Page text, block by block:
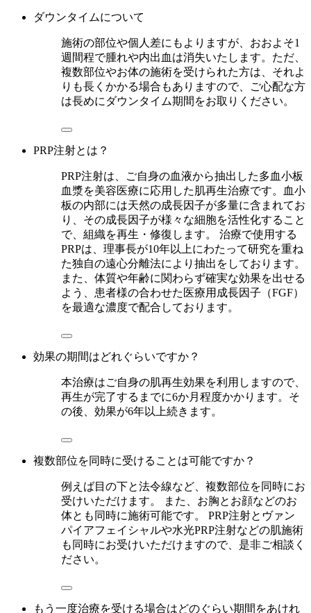
ダウンタイムについて
施術の部位や個人差にもよりますが、おおよそ1
週間程で腫れや内出血は消失いたします。ただ、
複数部位やお体の施術を受けられた方は、それよ
りも長くかかる場合もありますので、ご心配な方
は長めにダウンタイム期間をお取りください。
PRP注射とは？
PRP注射は、ご自身の血液から抽出した多血小板
血漿を美容医療に応用した肌再生治療です。血小
板の内部には天然の成長因子が多量に含まれてお
り、その成長因子が様々な細胞を活性化すること
で、組織を再生・修復します。 治療で使用する
PRPは、理事長が10年以上にわたって研究を重ね
た独自の遠心分離法により抽出をしております。
また、体質や年齢に関わらず確実な効果を出せる
よう、患者様の合わせた医療用成長因子（FGF）
を最適な濃度で配合しております。
効果の期間はどれぐらいですか？
本治療はご自身の肌再生効果を利用しますので、
再生が完了するまでに6か月程度かかります。そ
の後、効果が6年以上続きます。
複数部位を同時に受けることは可能ですか？
例えば目の下と法令線など、複数部位を同時にお
受けいただけます。 また、お胸とお顔などのお
体とも同時に施術可能です。 PRP注射とヴァン
パイアフェイシャルや水光PRP注射などの肌施術
も同時にお受けいただけますので、是非ご相談く
ださい。
もう一度治療を受ける場合はどのぐらい期間をあけれ